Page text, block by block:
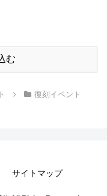
む
復刻イベント
サイトマップ